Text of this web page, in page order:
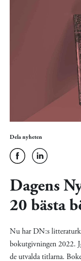
Dela nyheten
Dagens
20 bästa
Nu har DN:s
bokutgivningen 2022.
de utvalda titlarna.